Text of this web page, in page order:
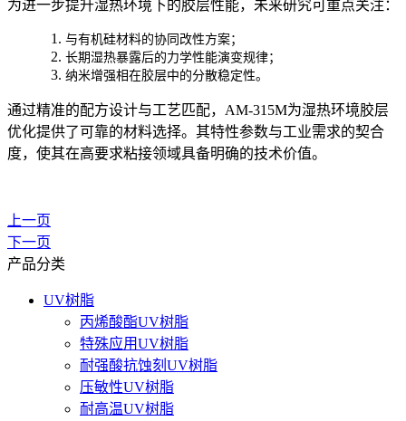
为进一步提升湿热环境下的胶层性能，未来研究可重点关注：
1. 与有机硅材料的协同改性方案；
2. 长期湿热暴露后的力学性能演变规律；
3. 纳米增强相在胶层中的分散稳定性。
通过精准的配方设计与工艺匹配，AM-315M为湿热环境胶层
优化提供了可靠的材料选择。其特性参数与工业需求的契合
度，使其在高要求粘接领域具备明确的技术价值。
上一页
下一页
产品分类
UV树脂
丙烯酸酯UV树脂
特殊应用UV树脂
耐强酸抗蚀刻UV树脂
压敏性UV树脂
耐高温UV树脂